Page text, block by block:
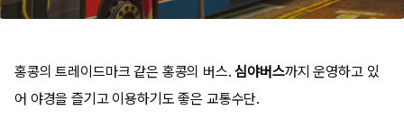
홍콩의 트레이드마크 같은 홍콩의 버스.심야버스까지 운영하고 있
어 야경을 즐기고 이용하기도 좋은 교통수단.